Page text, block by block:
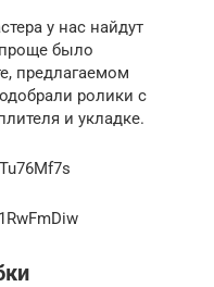
у нас найдут
было
предлагаемом
ролики с
и укладке.